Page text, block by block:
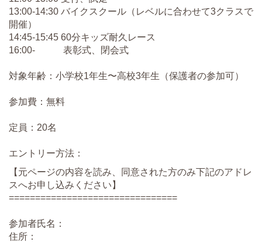
13:00-14:30 バイクスクール（レベルに合わせて3クラスで
開催）
14:45-15:45 60分キッズ耐久レース
16:00- 表彰式、閉会式
対象年齢：小学校1年生〜高校3年生（保護者の参加可）
参加費：無料
定員：20名
エントリー方法：
【元ページの内容を読み、同意された方のみ下記のアドレ
スへお申し込みください】
================================
参加者氏名：
住所：